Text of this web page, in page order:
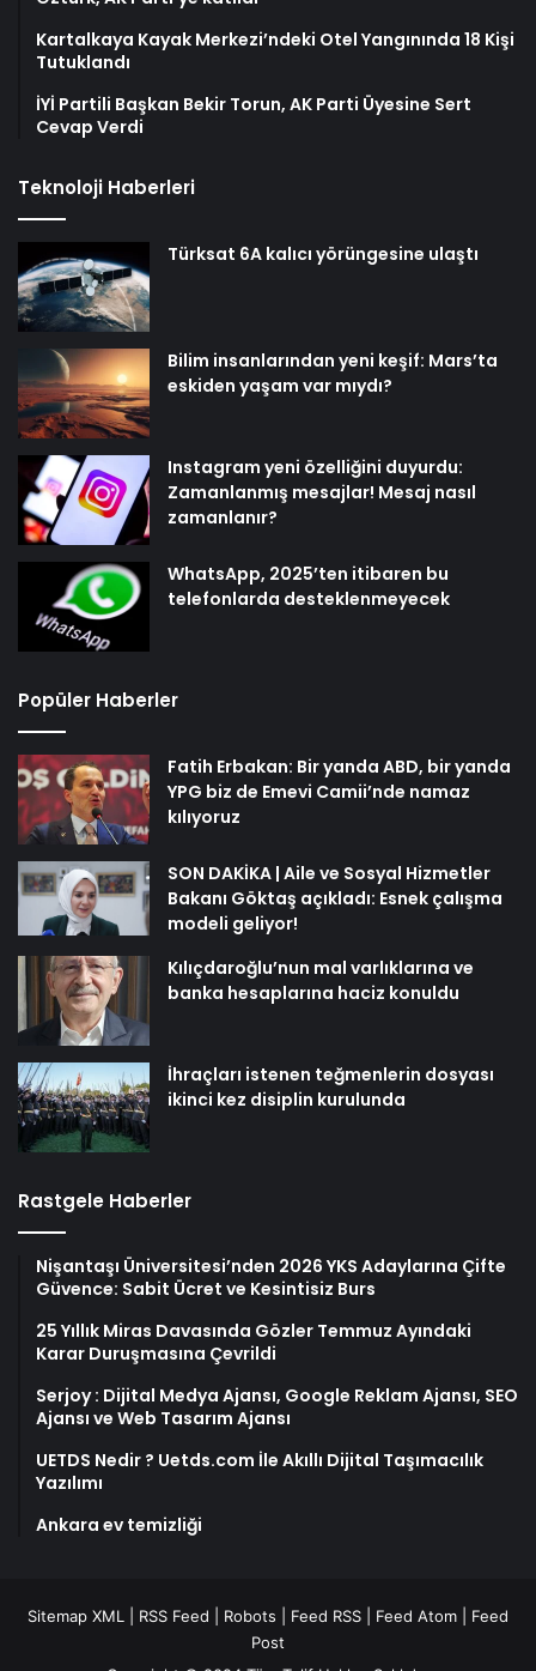
Kartalkaya Kayak Merkezi’ndeki Otel Yangınında 18 Kişi
Tutuklandı
İYİ Partili Başkan Bekir Torun, AK Parti Üyesine Sert
Cevap Verdi
Teknoloji Haberleri
Türksat 6A kalıcı yörüngesine ulaştı
Bilim insanlarından yeni keşif: Mars’ta
eskiden yaşam var mıydı?
Instagram yeni özelliğini duyurdu:
Zamanlanmış mesajlar! Mesaj nasıl
zamanlanır?
WhatsApp, 2025’ten itibaren bu
telefonlarda desteklenmeyecek
Popüler Haberler
Fatih Erbakan: Bir yanda ABD, bir yanda
YPG biz de Emevi Camii’nde namaz
kılıyoruz
SON DAKİKA | Aile ve Sosyal Hizmetler
Bakanı Göktaş açıkladı: Esnek çalışma
modeli geliyor!
Kılıçdaroğlu’nun mal varlıklarına ve
banka hesaplarına haciz konuldu
İhraçları istenen teğmenlerin dosyası
ikinci kez disiplin kurulunda
Rastgele Haberler
Nişantaşı Üniversitesi’nden 2026 YKS Adaylarına Çifte
Güvence: Sabit Ücret ve Kesintisiz Burs
25 Yıllık Miras Davasında Gözler Temmuz Ayındaki
Karar Duruşmasına Çevrildi
Serjoy : Dijital Medya Ajansı, Google Reklam Ajansı, SEO
Ajansı ve Web Tasarım Ajansı
UETDS Nedir ? Uetds.com İle Akıllı Dijital Taşımacılık
Yazılımı
Ankara ev temizliği
Sitemap XML RSS Feed Robots Feed RSS Feed Atom
Feed
Post